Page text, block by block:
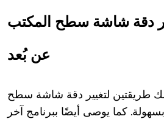
دقة شاشة سطح المكتب
عن بُعد
طريقتين لتغيير دقة شاشة سطح
كما يوصى أيضًا ببرنامج آخر